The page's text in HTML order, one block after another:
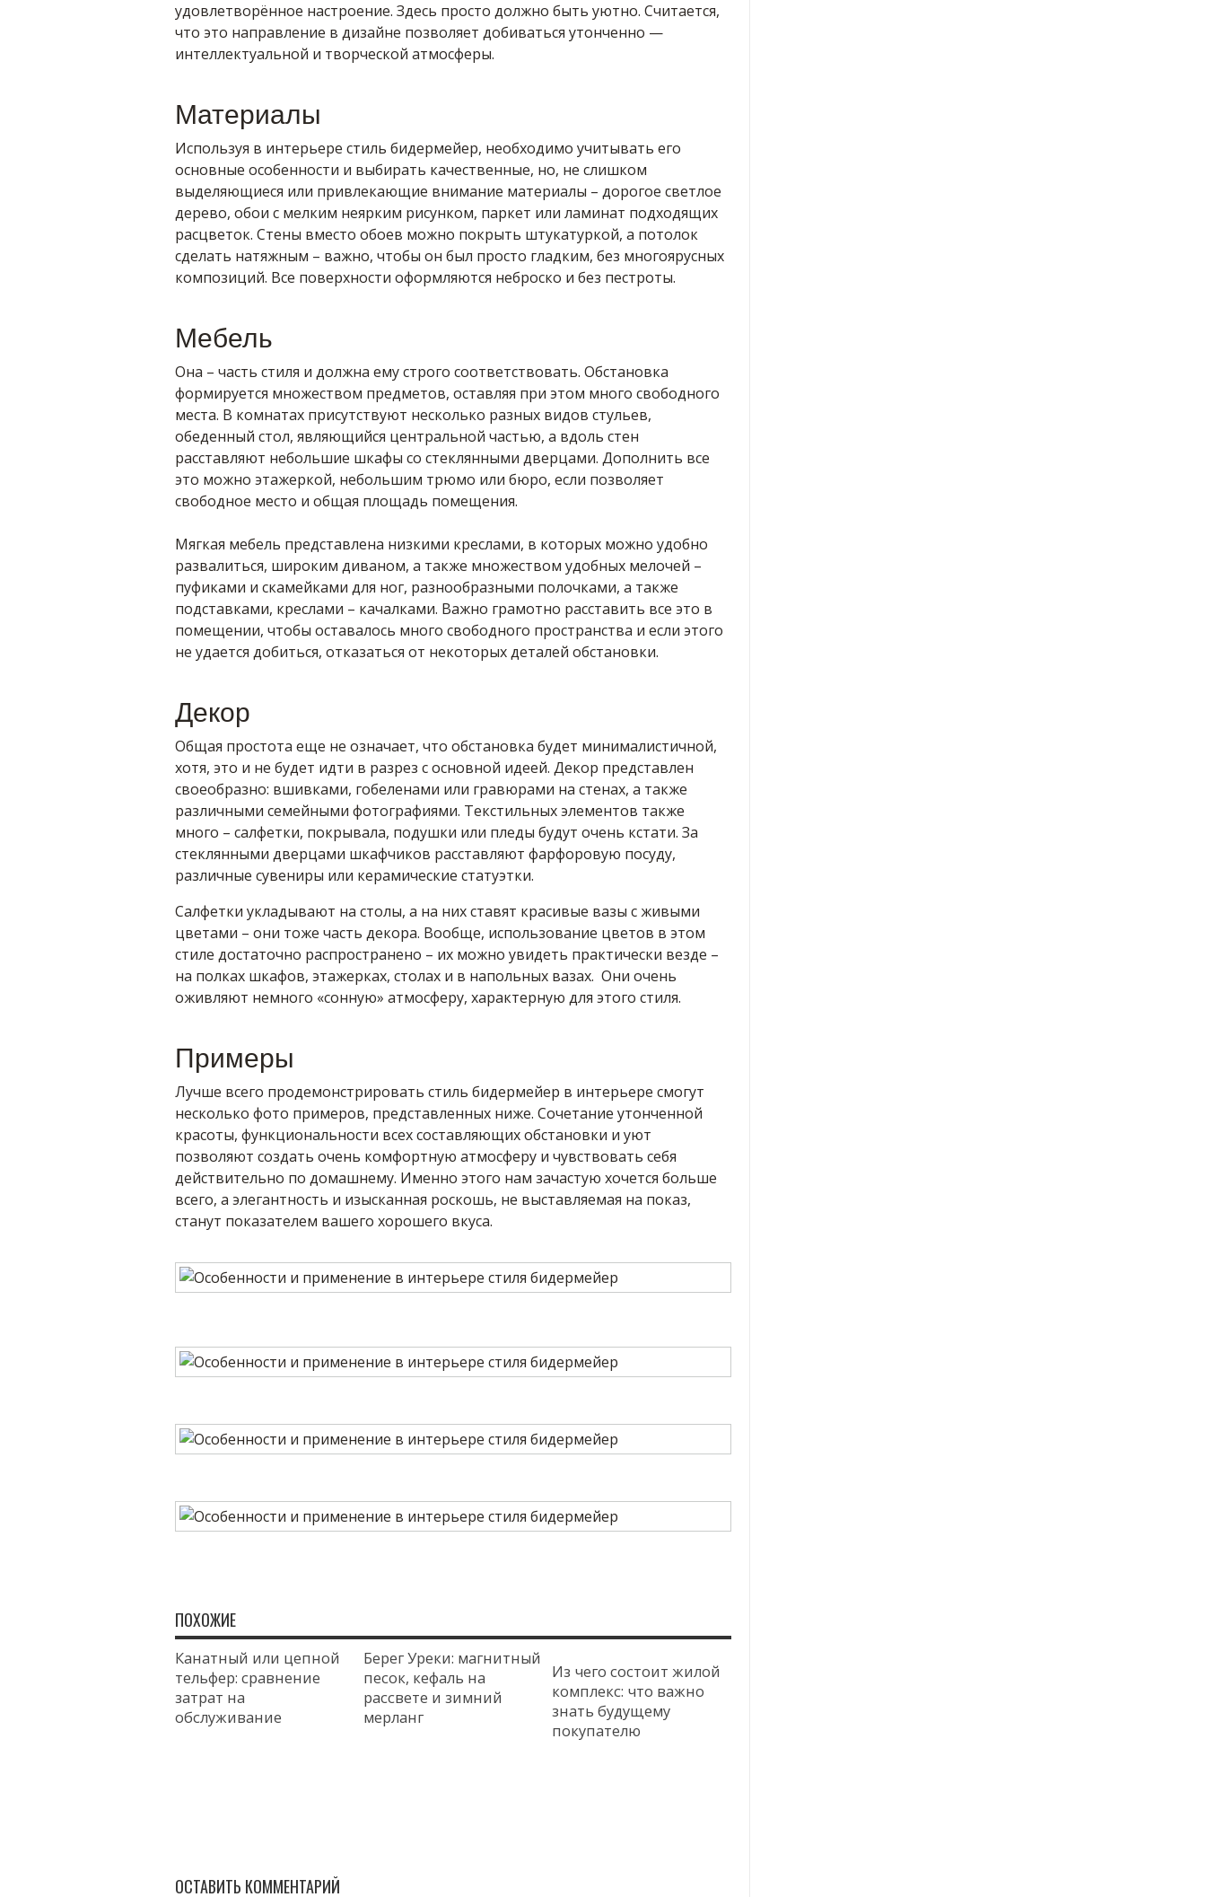
удовлетворённое настроение. Здесь просто должно быть уютно. Считается,
что это направление в дизайне позволяет добиваться утонченно —
интеллектуальной и творческой атмосферы.
Материалы
Используя в интерьере стиль бидермейер, необходимо учитывать его
основные особенности и выбирать качественные, но, не слишком
выделяющиеся или привлекающие внимание материалы – дорогое светлое
дерево, обои с мелким неярким рисунком, паркет или ламинат подходящих
расцветок. Стены вместо обоев можно покрыть штукатуркой, а потолок
сделать натяжным – важно, чтобы он был просто гладким, без многоярусных
композиций. Все поверхности оформляются неброско и без пестроты.
Мебель
Она – часть стиля и должна ему строго соответствовать. Обстановка
формируется множеством предметов, оставляя при этом много свободного
места. В комнатах присутствуют несколько разных видов стульев,
обеденный стол, являющийся центральной частью, а вдоль стен
расставляют небольшие шкафы со стеклянными дверцами. Дополнить все
это можно этажеркой, небольшим трюмо или бюро, если позволяет
свободное место и общая площадь помещения.
Мягкая мебель представлена низкими креслами, в которых можно удобно
развалиться, широким диваном, а также множеством удобных мелочей –
пуфиками и скамейками для ног, разнообразными полочками, а также
подставками, креслами – качалками. Важно грамотно расставить все это в
помещении, чтобы оставалось много свободного пространства и если этого
не удается добиться, отказаться от некоторых деталей обстановки.
Декор
Общая простота еще не означает, что обстановка будет минималистичной,
хотя, это и не будет идти в разрез с основной идеей. Декор представлен
своеобразно: вшивками, гобеленами или гравюрами на стенах, а также
различными семейными фотографиями. Текстильных элементов также
много – салфетки, покрывала, подушки или пледы будут очень кстати. За
стеклянными дверцами шкафчиков расставляют фарфоровую посуду,
различные сувениры или керамические статуэтки.
Салфетки укладывают на столы, а на них ставят красивые вазы с живыми
цветами – они тоже часть декора. Вообще, использование цветов в этом
стиле достаточно распространено – их можно увидеть практически везде –
на полках шкафов, этажерках, столах и в напольных вазах. Они очень
оживляют немного «сонную» атмосферу, характерную для этого стиля.
Примеры
Лучше всего продемонстрировать стиль бидермейер в интерьере смогут
несколько фото примеров, представленных ниже. Сочетание утонченной
красоты, функциональности всех составляющих обстановки и уют
позволяют создать очень комфортную атмосферу и чувствовать себя
действительно по домашнему. Именно этого нам зачастую хочется больше
всего, а элегантность и изысканная роскошь, не выставляемая на показ,
станут показателем вашего хорошего вкуса.
ПОХОЖИЕ
Канатный или цепной
тельфер: сравнение
затрат на
обслуживание
Берег Уреки: магнитный
песок, кефаль на
рассвете и зимний
мерланг
Из чего состоит жилой
комплекс: что важно
знать будущему
покупателю
ОСТАВИТЬ КОММЕНТАРИЙ